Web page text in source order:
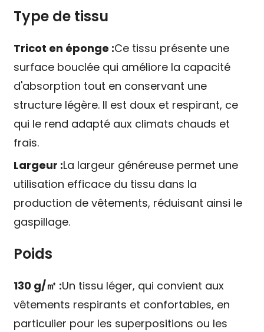
Type de tissu
Tricot en éponge :Ce tissu présente une
surface bouclée qui améliore la capacité
d'absorption tout en conservant une
structure légère. Il est doux et respirant, ce
qui le rend adapté aux climats chauds et
frais.
Largeur :La largeur généreuse permet une
utilisation efficace du tissu dans la
production de vêtements, réduisant ainsi le
gaspillage.
Poids
130 g/㎡ :Un tissu léger, qui convient aux
vêtements respirants et confortables, en
particulier pour les superpositions ou les